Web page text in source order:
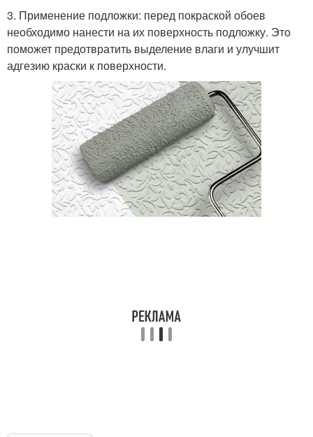
3. Применение подложки: перед покраской обоев
необходимо нанести на их поверхность подложку. Это
поможет предотвратить выделение влаги и улучшит
адгезию краски к поверхности.